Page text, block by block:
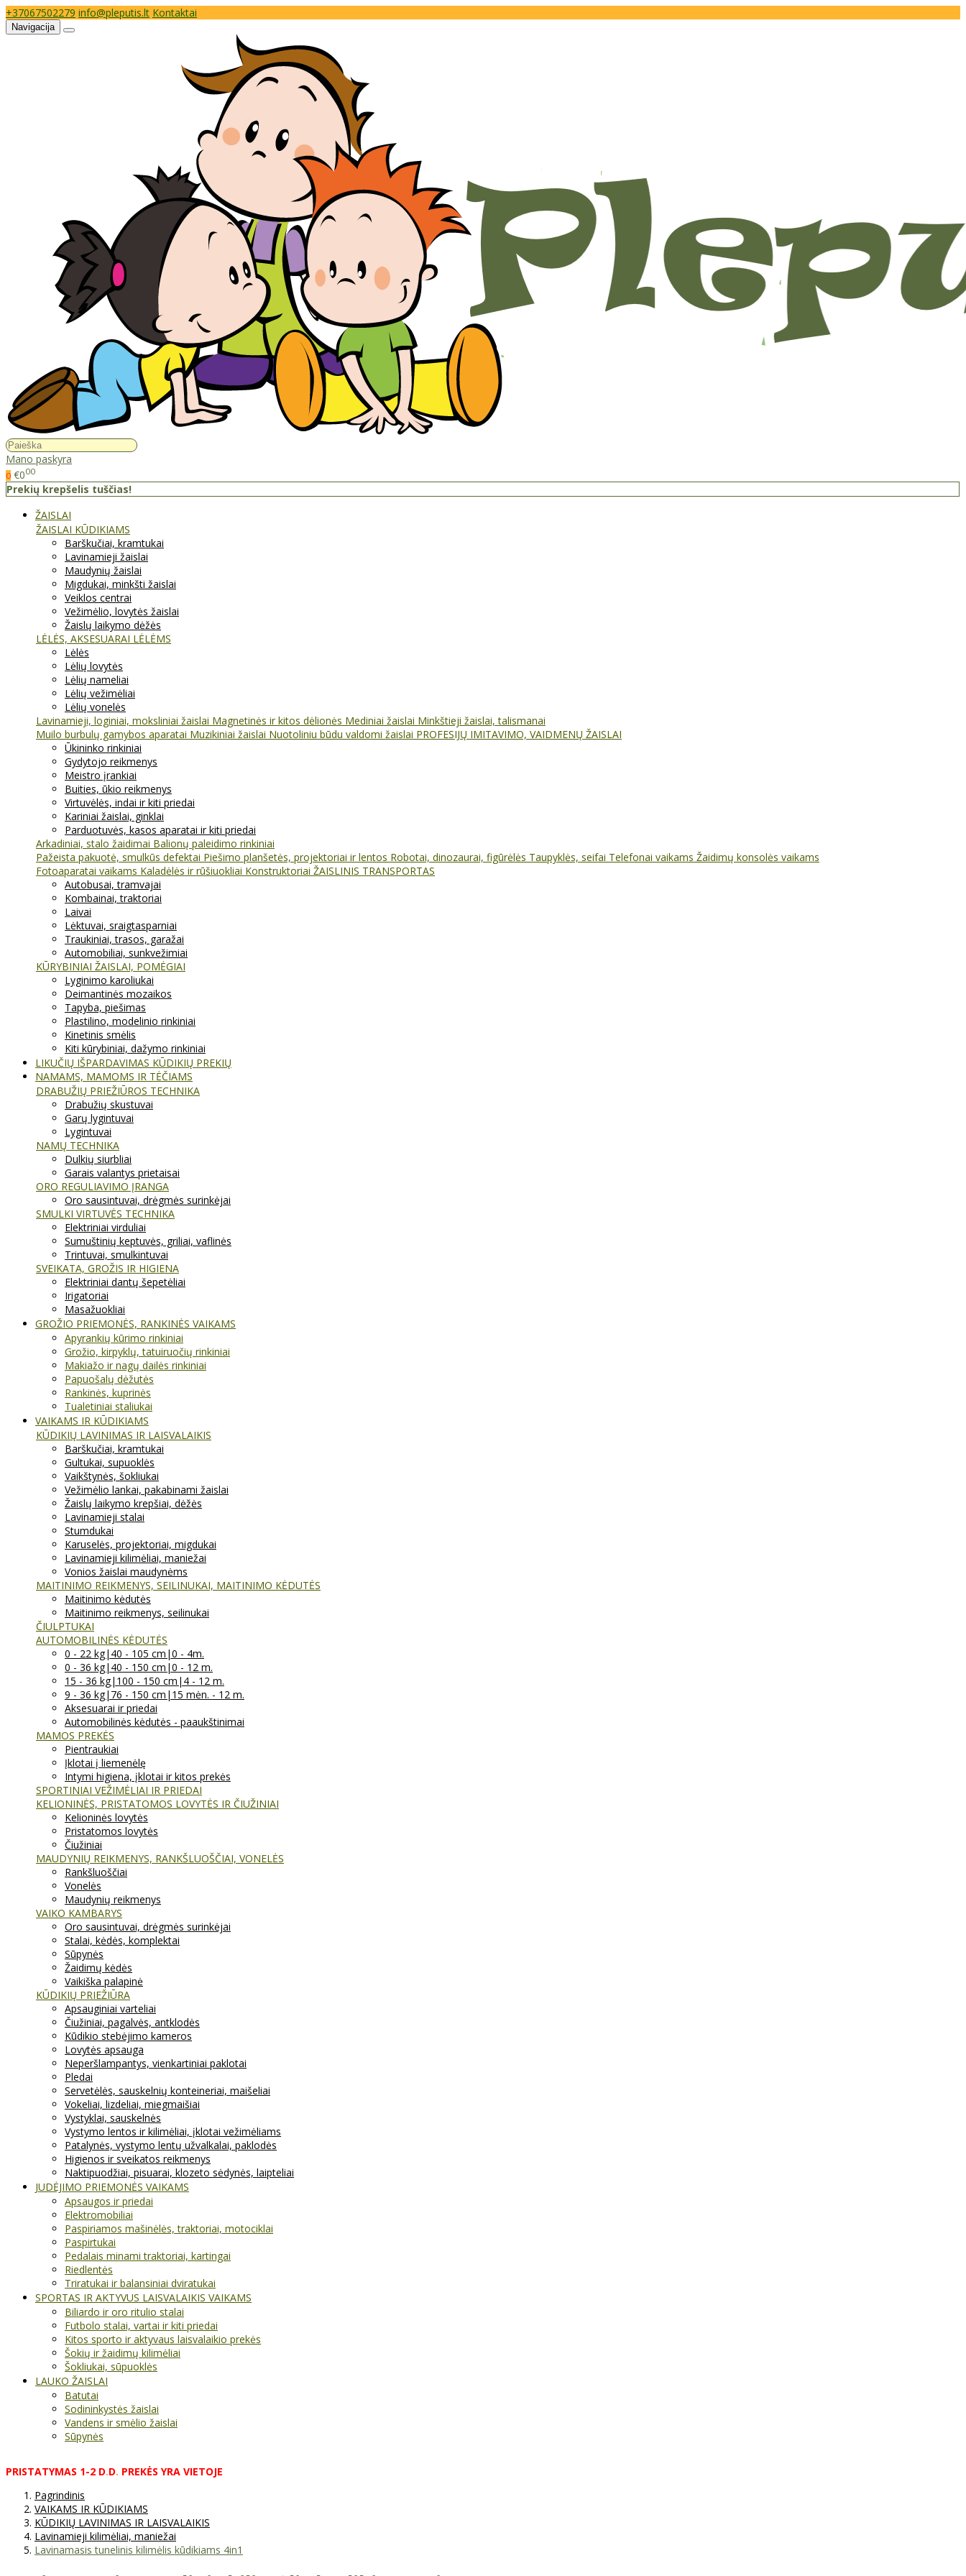
+37067502279 info@pleputis.lt Kontaktai
Navigacija
Mano paskyra
0 €000
Prekių krepšelis tuščias!
ŽAISLAI
ŽAISLAI KŪDIKIAMS
Barškučiai, kramtukai
Lavinamieji žaislai
Maudynių žaislai
Migdukai, minkšti žaislai
Veiklos centrai
Vežimėlio, lovytės žaislai
Žaislų laikymo dėžės
LĖLĖS, AKSESUARAI LĖLĖMS
Lėlės
Lėlių lovytės
Lėlių nameliai
Lėlių vežimėliai
Lėlių vonelės
Lavinamieji, loginiai, moksliniai žaislai Magnetinės ir kitos dėlionės Mediniai žaislai Minkštieji žaislai, talismanai
Muilo burbulų gamybos aparatai Muzikiniai žaislai Nuotoliniu būdu valdomi žaislai PROFESIJŲ IMITAVIMO, VAIDMENŲ ŽAISLAI
Ūkininko rinkiniai
Gydytojo reikmenys
Meistro įrankiai
Buities, ūkio reikmenys
Virtuvėlės, indai ir kiti priedai
Kariniai žaislai, ginklai
Parduotuvės, kasos aparatai ir kiti priedai
Arkadiniai, stalo žaidimai Balionų paleidimo rinkiniai
Pažeista pakuotė, smulkūs defektai Piešimo planšetės, projektoriai ir lentos Robotai, dinozaurai, figūrėlės Taupyklės, seifai Telefonai vaikams Žaidimų konsolės vaikams
Fotoaparatai vaikams Kaladėlės ir rūšiuokliai Konstruktoriai ŽAISLINIS TRANSPORTAS
Autobusai, tramvajai
Kombainai, traktoriai
Laivai
Lėktuvai, sraigtasparniai
Traukiniai, trasos, garažai
Automobiliai, sunkvežimiai
KŪRYBINIAI ŽAISLAI, POMĖGIAI
Lyginimo karoliukai
Deimantinės mozaikos
Tapyba, piešimas
Plastilino, modelinio rinkiniai
Kinetinis smėlis
Kiti kūrybiniai, dažymo rinkiniai
LIKUČIŲ IŠPARDAVIMAS KŪDIKIŲ PREKIŲ
NAMAMS, MAMOMS IR TĖČIAMS
DRABUŽIŲ PRIEŽIŪROS TECHNIKA
Drabužių skustuvai
Garų lygintuvai
Lygintuvai
NAMŲ TECHNIKA
Dulkių siurbliai
Garais valantys prietaisai
ORO REGULIAVIMO ĮRANGA
Oro sausintuvai, drėgmės surinkėjai
SMULKI VIRTUVĖS TECHNIKA
Elektriniai virduliai
Sumuštinių keptuvės, griliai, vaflinės
Trintuvai, smulkintuvai
SVEIKATA, GROŽIS IR HIGIENA
Elektriniai dantų šepetėliai
Irigatoriai
Masažuokliai
GROŽIO PRIEMONĖS, RANKINĖS VAIKAMS
Apyrankių kūrimo rinkiniai
Grožio, kirpyklų, tatuiruočių rinkiniai
Makiažo ir nagų dailės rinkiniai
Papuošalų dėžutės
Rankinės, kuprinės
Tualetiniai staliukai
VAIKAMS IR KŪDIKIAMS
KŪDIKIŲ LAVINIMAS IR LAISVALAIKIS
Barškučiai, kramtukai
Gultukai, supuoklės
Vaikštynės, šokliukai
Vežimėlio lankai, pakabinami žaislai
Žaislų laikymo krepšiai, dėžės
Lavinamieji stalai
Stumdukai
Karuselės, projektoriai, migdukai
Lavinamieji kilimėliai, maniežai
Vonios žaislai maudynėms
MAITINIMO REIKMENYS, SEILINUKAI, MAITINIMO KĖDUTĖS
Maitinimo kėdutės
Maitinimo reikmenys, seilinukai
ČIULPTUKAI
AUTOMOBILINĖS KĖDUTĖS
0 - 22 kg|40 - 105 cm|0 - 4m.
0 - 36 kg|40 - 150 cm|0 - 12 m.
15 - 36 kg|100 - 150 cm|4 - 12 m.
9 - 36 kg|76 - 150 cm|15 mėn. - 12 m.
Aksesuarai ir priedai
Automobilinės kėdutės - paaukštinimai
MAMOS PREKĖS
Pientraukiai
Įklotai į liemenėlę
Intymi higiena, įklotai ir kitos prekės
SPORTINIAI VEŽIMĖLIAI IR PRIEDAI
KELIONINĖS, PRISTATOMOS LOVYTĖS IR ČIUŽINIAI
Kelioninės lovytės
Pristatomos lovytės
Čiužiniai
MAUDYNIŲ REIKMENYS, RANKŠLUOŠČIAI, VONELĖS
Rankšluoščiai
Vonelės
Maudynių reikmenys
VAIKO KAMBARYS
Oro sausintuvai, drėgmės surinkėjai
Stalai, kėdės, komplektai
Sūpynės
Žaidimų kėdės
Vaikiška palapinė
KŪDIKIŲ PRIEŽIŪRA
Apsauginiai varteliai
Čiužiniai, pagalvės, antklodės
Kūdikio stebėjimo kameros
Lovytės apsauga
Neperšlampantys, vienkartiniai paklotai
Pledai
Servetėlės, sauskelnių konteineriai, maišeliai
Vokeliai, lizdeliai, miegmaišiai
Vystyklai, sauskelnės
Vystymo lentos ir kilimėliai, įklotai vežimėliams
Patalynės, vystymo lentų užvalkalai, paklodės
Higienos ir sveikatos reikmenys
Naktipuodžiai, pisuarai, klozeto sėdynės, laipteliai
JUDĖJIMO PRIEMONĖS VAIKAMS
Apsaugos ir priedai
Elektromobiliai
Paspiriamos mašinėlės, traktoriai, motociklai
Paspirtukai
Pedalais minami traktoriai, kartingai
Riedlentės
Triratukai ir balansiniai dviratukai
SPORTAS IR AKTYVUS LAISVALAIKIS VAIKAMS
Biliardo ir oro ritulio stalai
Futbolo stalai, vartai ir kiti priedai
Kitos sporto ir aktyvaus laisvalaikio prekės
Šokių ir žaidimų kilimėliai
Šokliukai, sūpuoklės
LAUKO ŽAISLAI
Batutai
Sodininkystės žaislai
Vandens ir smėlio žaislai
Sūpynės
PRISTATYMAS 1-2 D.D. PREKĖS YRA VIETOJE
Pagrindinis
VAIKAMS IR KŪDIKIAMS
KŪDIKIŲ LAVINIMAS IR LAISVALAIKIS
Lavinamieji kilimėliai, maniežai
Lavinamasis tunelinis kilimėlis kūdikiams 4in1